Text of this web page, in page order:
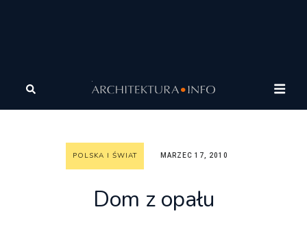
Architektura
opału
POLSKA I ŚWIAT MARZEC 17, 2010
Dom z opału